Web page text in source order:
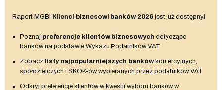
Raport MGBI Klienci biznesowi banków 2026 jest już dostępny!
Poznaj preferencje klientów biznesowych dotyczące
banków na podstawie Wykazu Podatników VAT
Zobacz listy najpopularniejszych bankówkomercyjnych,
spółdzielczych i SKOK-ów wybieranych przez podatników VAT
Odkryj preferencje klientów w kwestii wyboru banków w